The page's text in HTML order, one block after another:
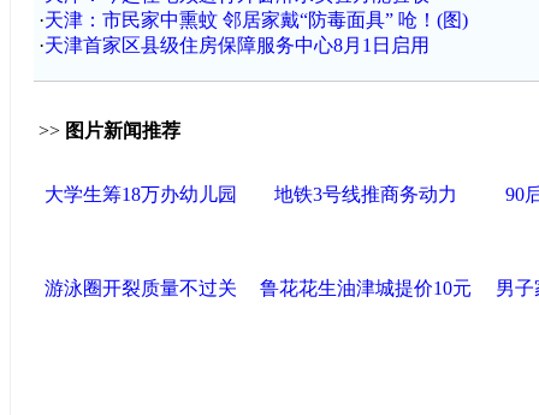
·天津：市民家中熏蚊 邻居家戴“防毒面具” 呛！(图)
·天津首家区县级住房保障服务中心8月1日启用
>> 图片新闻推荐
大学生筹18万办幼儿园 地铁3号线推商务动力 90
游泳圈开裂质量不过关 鲁花花生油津城提价10元 男子